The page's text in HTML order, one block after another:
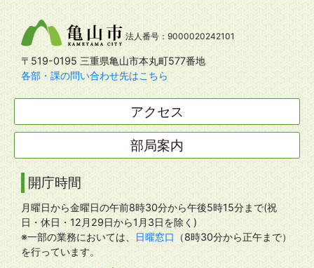
法人番号：9000020242101
〒519-0195 三重県亀山市本丸町577番地
各部・課の問い合わせ先はこちら
アクセス
部局案内
開庁時間
月曜日から金曜日の午前8時30分から午後5時15分まで(祝
日・休日・12月29日から1月3日を除く)
※一部の業務においては、
日曜窓口
（8時30分から正午まで）
を行っています。